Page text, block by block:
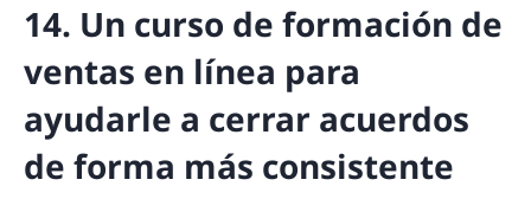
14. Un curso de formación de
ventas en línea para
ayudarle a cerrar acuerdos
de forma más consistente